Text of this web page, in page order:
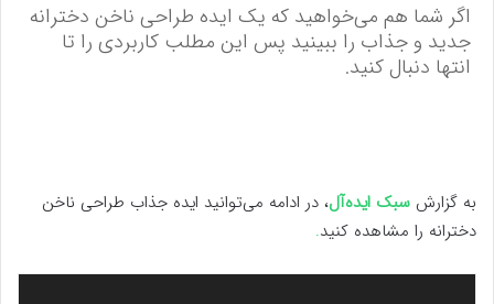
اگر شما هم می‌خواهید که یک ایده طراحی ناخن دخترانه
جدید و جذاب را ببینید پس این مطلب کاربردی را تا
انتها دنبال کنید.
به گزارش سبک ایده‌آل، در ادامه می‌توانید ایده جذاب طراحی ناخن
دخترانه را مشاهده کنید.